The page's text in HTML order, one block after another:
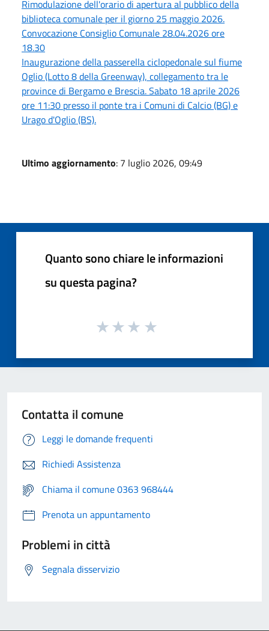
Rimodulazione dell'orario di apertura al pubblico della
biblioteca comunale per il giorno 25 maggio 2026.
Convocazione Consiglio Comunale 28.04.2026 ore
18.30
Inaugurazione della passerella ciclopedonale sul fiume
Oglio (Lotto 8 della Greenway), collegamento tra le
province di Bergamo e Brescia. Sabato 18 aprile 2026
ore 11:30 presso il ponte tra i Comuni di Calcio (BG) e
Urago d'Oglio (BS).
Ultimo aggiornamento: 7 luglio 2026, 09:49
Quanto sono chiare le informazioni
su questa pagina?
Contatta il comune
Leggi le domande frequenti
Richiedi Assistenza
Chiama il comune 0363 968444
Prenota un appuntamento
Problemi in città
Segnala disservizio